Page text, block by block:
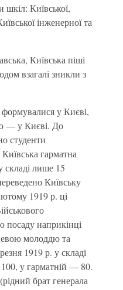
шкіл: Київської,
інженерної та
Київська піші
взагалі зникли з
у Києві,
— у Києві. До
студенти
гарматна
складі лише 15
Київську
1919 р. ці
наприкінці
молоддю та
1919 р. у складі
у гарматній — 80.
брат генерала